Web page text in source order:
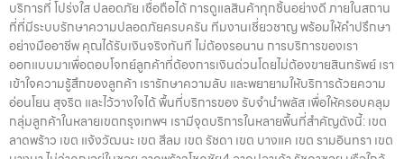
บริการที่ โปร่งใส ปลอดภัย เชื่อถือได้ การดูแลสินค้าทุกชิ้นอย่างดี ภายในสถาน
ที่ที่มีระบบรักษาความปลอดภัยครบครัน ทีมงานเชี่ยวชาญ พร้อมให้คำปรึกษา
อย่างมืออาชีพ คุณได้รับเงินจริงทันที ไม่ต้องรอนาน การบริการของเรา
ออกแบบมาเพื่อตอบโจทย์ลูกค้าที่ต้องการเงินด่วนโดยไม่ต้องขายสินทรัพย์ เรา
เข้าใจความรู้สึกของลูกค้า เรารักษาความลับ และพยายามให้บริการด้วยความ
อ่อนโยน สุจริต และไว้วางใจได้ พื้นที่บริการของ รับจำนำพลัส เพื่อให้ครอบคลุม
กลุ่มลูกค้าในหลายเขตกรุงเทพฯ เรามีจุดบริการในหลายพื้นที่สำคัญดังนี้: เขต
ลาดพร้าว เขต แจ้งวัฒนะ เขต สีลม เขต รัชดา เขต บางแค เขต รามอินทรา เขต